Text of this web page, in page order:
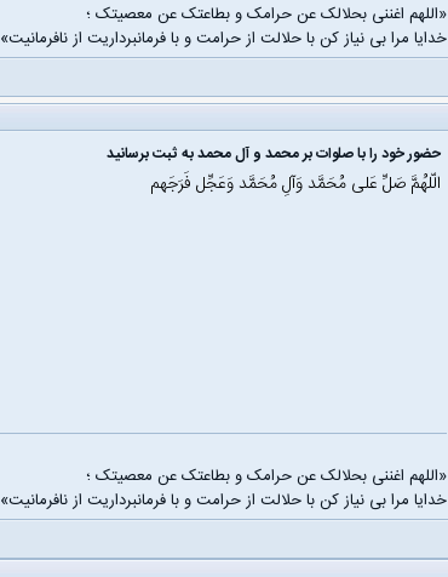
«اللهم اغننی بحلالک عن حرامک و بطاعتک عن معصیتک ؛
خدایا مرا بی نیاز کن با حلالت از حرامت و با فرمانبرداریت از نافرمانیت»
حضور خود را با صلوات بر محمد و آل محمد به ثبت برسانید
الّلهُمَّ صَلِّ عَلی مُحَمَّد وَآلِ مُحَمَّد وَعَجِّل فَرَجَهم
«اللهم اغننی بحلالک عن حرامک و بطاعتک عن معصیتک ؛
خدایا مرا بی نیاز کن با حلالت از حرامت و با فرمانبرداریت از نافرمانیت»